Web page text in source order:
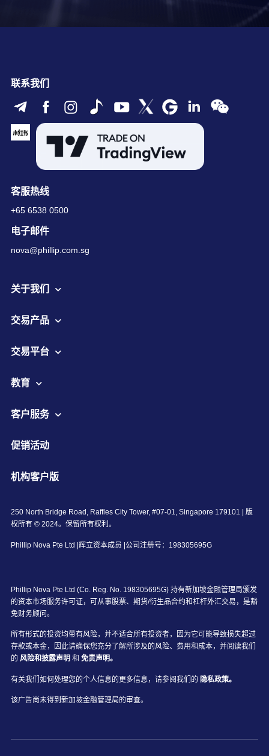
联系我们
客服热线
+65 6538 0500
电子邮件
nova@phillip.com.sg
关于我们
交易产品
交易平台
教育
客户服务
促销活动
机构客户版
250 North Bridge Road, Raffles City Tower, #07-01, Singapore 179101 | 版
权所有 © 2024。保留所有权利。
Phillip Nova Pte Ltd |辉立资本成员 |公司注册号：198305695G
Phillip Nova Pte Ltd (Co. Reg. No. 198305695G) 持有新加坡金融管理局颁发
的资本市场服务许可证，可从事股票、期货/衍生品合约和杠杆外汇交易，是豁
免财务顾问。
所有形式的投资均带有风险，并不适合所有投资者，因为它可能导致损失超过
存款或本金，因此请确保您充分了解所涉及的风险、费用和成本，并阅读我们
的 风险和披露声明 和 免责声明。
有关我们如何处理您的个人信息的更多信息，请参阅我们的 隐私政策。
该广告尚未得到新加坡金融管理局的审查。